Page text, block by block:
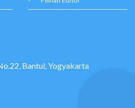
Bantul, Yogyakarta